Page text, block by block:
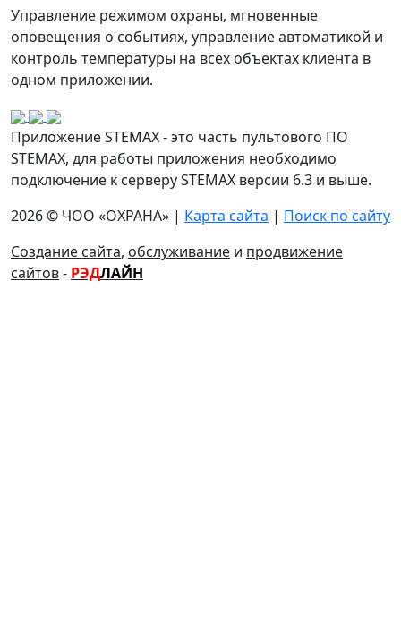
Управление режимом охраны, мгновенные
оповещения о событиях, управление автоматикой и
контроль температуры на всех объектах клиента в
одном приложении.
Приложение STEMAX - это часть пультового ПО
STEMAX, для работы приложения необходимо
подключение к серверу STEMAX версии 6.3 и выше.
2026 © ЧОО «ОХРАНА» | Карта сайта | Поиск по сайту
Создание сайта, обслуживание и продвижение
сайтов- РЭДЛАЙН